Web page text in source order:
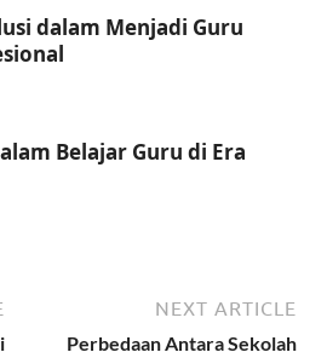
dalam Menjadi Guru
Belajar Guru di Era
NEXT ARTICLE
Perbedaan Antara Sekolah